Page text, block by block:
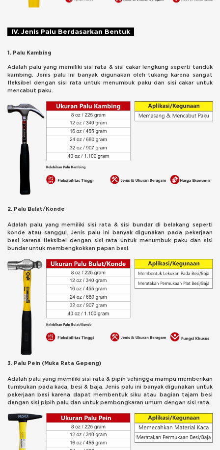
IV. Jenis Palu Berdasarkan Bentuk
1. Palu Kambing
Adalah palu yang memiliki sisi rata & sisi cakar lengkung seperti tanduk
kambing. Jenis palu ini banyak digunakan oleh tukang karena sangat
fleksibel dengan sisi rata untuk menumbuk paku dan sisi cakar untuk
mencabut paku.
2. Palu Bulat/Konde
Adalah palu yang memiliki sisi rata & sisi bundar di belakang seperti
konde atau sanggul. Jenis palu ini banyak digunakan pada pekerjaan
besi karena fleksibel dengan sisi rata untuk menumbuk paku dan sisi
bundar untuk membengkokkan papan besi.
3. Palu Pein (Muka Rata Gepeng)
Adalah palu yang memiliki sisi rata & pipih sehingga mampu memberikan
tumbukan pada kaca, besi & baja. Jenis palu ini banyak digunakan untuk
pekerjaan besi karena dapat membentuk siku atau bagian tajam besi
dengan sisi pipih palu dan untuk pembongkaran umum dengan sisi rata.